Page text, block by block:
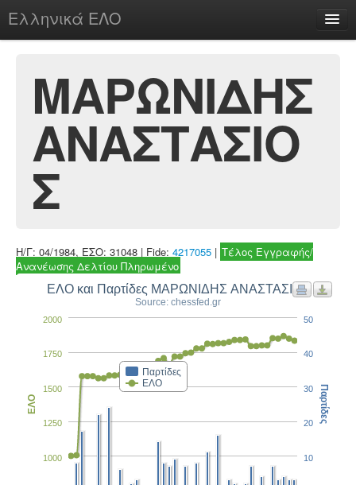
Ελληνικά ΕΛΟ
chesstu.be @ discord
Login
ΜΑΡΩΝΙΔΗΣ
ΑΝΑΣΤΑΣΙΟ
Σ
Η/Γ: 04/1984, ΕΣΟ: 31048 | Fide: 4217055 | Τέλος Εγγραφής/
Ανανέωσης Δελτίου Πληρωμένο
ΕΛΟ και Παρτίδες ΜΑΡΩΝΙΔΗΣ ΑΝΑΣΤΑΣΙΟΣ
Source: chessfed.gr
Παρτίδες
ΕΛΟ
1000
1250
1500
1750
2000
ΕΛΟ
10
20
30
40
50
Παρτίδες